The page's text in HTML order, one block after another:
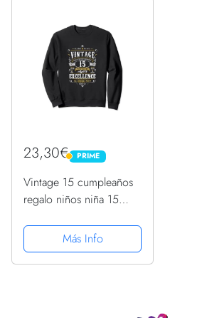
23,30€ PRIME
PRIME
Vintage 15 cumpleaños
regalo niños niña 15
adolescente 2007
Sudadera
Más Info